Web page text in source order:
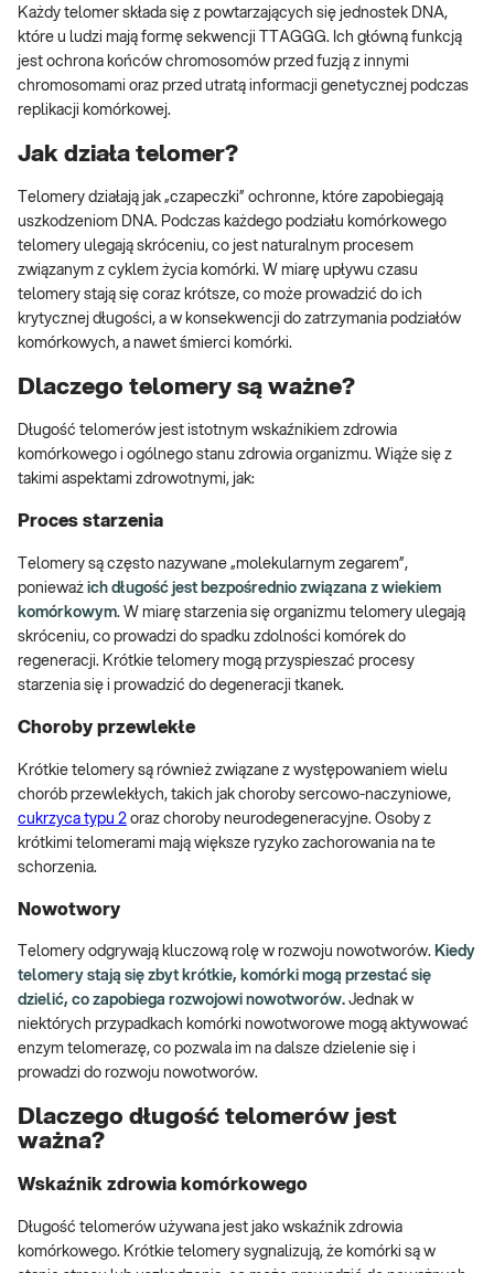
Każdy telomer składa się z powtarzających się jednostek DNA,
które u ludzi mają formę sekwencji TTAGGG. Ich główną funkcją
jest ochrona końców chromosomów przed fuzją z innymi
chromosomami oraz przed utratą informacji genetycznej podczas
replikacji komórkowej.
Jak działa telomer?
Telomery działają jak „czapeczki” ochronne, które zapobiegają
uszkodzeniom DNA. Podczas każdego podziału komórkowego
telomery ulegają skróceniu, co jest naturalnym procesem
związanym z cyklem życia komórki. W miarę upływu czasu
telomery stają się coraz krótsze, co może prowadzić do ich
krytycznej długości, a w konsekwencji do zatrzymania podziałów
komórkowych, a nawet śmierci komórki.
Dlaczego telomery są ważne?
Długość telomerów jest istotnym wskaźnikiem zdrowia
komórkowego i ogólnego stanu zdrowia organizmu. Wiąże się z
takimi aspektami zdrowotnymi, jak:
Proces starzenia
Telomery są często nazywane „molekularnym zegarem”,
ponieważ ich długość jest bezpośrednio związana z wiekiem
komórkowym. W miarę starzenia się organizmu telomery ulegają
skróceniu, co prowadzi do spadku zdolności komórek do
regeneracji. Krótkie telomery mogą przyspieszać procesy
starzenia się i prowadzić do degeneracji tkanek.
Choroby przewlekłe
Krótkie telomery są również związane z występowaniem wielu
chorób przewlekłych, takich jak choroby sercowo-naczyniowe,
cukrzyca typu 2 oraz choroby neurodegeneracyjne. Osoby z
krótkimi telomerami mają większe ryzyko zachorowania na te
schorzenia.
Nowotwory
Telomery odgrywają kluczową rolę w rozwoju nowotworów. Kiedy
telomery stają się zbyt krótkie, komórki mogą przestać się
dzielić, co zapobiega rozwojowi nowotworów. Jednak w
niektórych przypadkach komórki nowotworowe mogą aktywować
enzym telomerazę, co pozwala im na dalsze dzielenie się i
prowadzi do rozwoju nowotworów.
Dlaczego długość telomerów jest
ważna?
Wskaźnik zdrowia komórkowego
Długość telomerów używana jest jako wskaźnik zdrowia
komórkowego. Krótkie telomery sygnalizują, że komórki są w